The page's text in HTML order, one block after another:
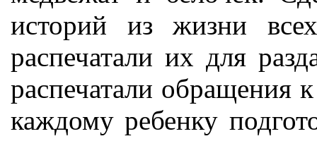
историй из жизни
распечатали их для
распечатали обращения
каждому ребенку